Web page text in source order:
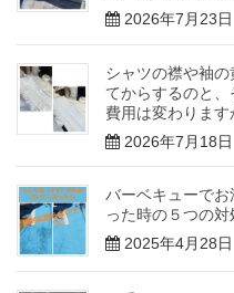
2026年7月23日
シャツの襟や袖
てからするのと
費用は変わります
2026年7月18日
バーベキューでお
った時の５つの
2025年4月28日